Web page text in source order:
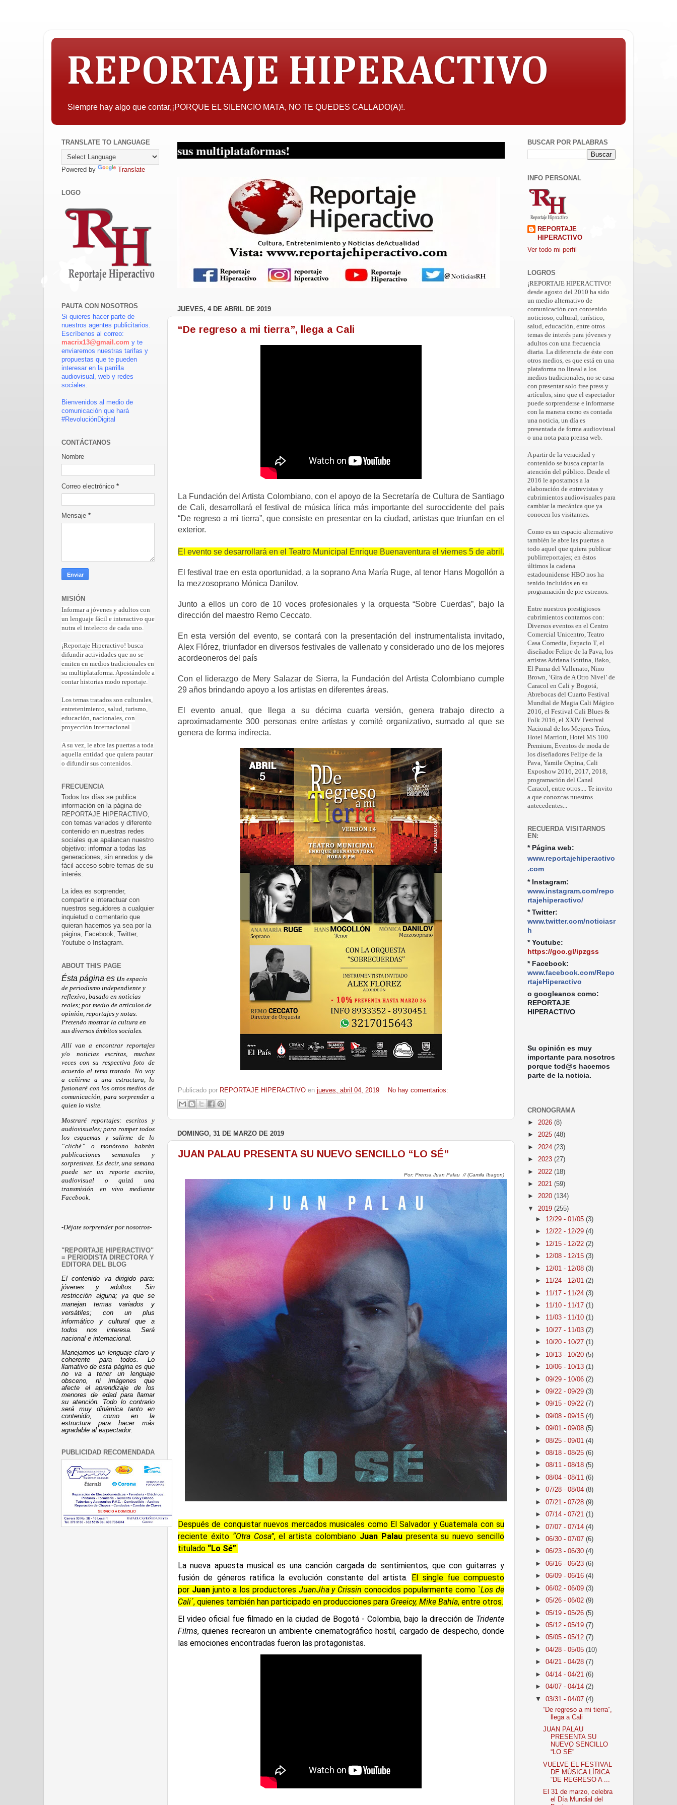
REPORTAJE HIPERACTIVO
Siempre hay algo que contar,¡PORQUE EL SILENCIO MATA, NO TE QUEDES CALLADO(A)!.
¡Periodismo en sus multiplataformas!
JUEVES, 4 DE ABRIL DE 2019
“De regreso a mi tierra”, llega a Cali
La Fundación del Artista Colombiano, con el apoyo de la Secretaría de Cultura de Santiago
de Cali, desarrollará el festival de música lírica más importante del suroccidente del país
“De regreso a mi tierra”, que consiste en presentar en la ciudad, artistas que triunfan en el
exterior.
El evento se desarrollará en el Teatro Municipal Enrique Buenaventura el viernes 5 de abril.
El festival trae en esta oportunidad, a la soprano Ana María Ruge, al tenor Hans Mogollón a
la mezzosoprano Mónica Danilov.
Junto a ellos un coro de 10 voces profesionales y la orquesta “Sobre Cuerdas”, bajo la
dirección del maestro Remo Ceccato.
En esta versión del evento, se contará con la presentación del instrumentalista invitado,
Alex Flórez, triunfador en diversos festivales de vallenato y considerado uno de los mejores
acordeoneros del país
Con el liderazgo de Mery Salazar de Sierra, la Fundación del Artista Colombiano cumple
29 años brindando apoyo a los artistas en diferentes áreas.
El evento anual, que llega a su décima cuarta versión, genera trabajo directo a
aproximadamente 300 personas entre artistas y comité organizativo, sumado al que se
genera de forma indirecta.
Publicado por REPORTAJE HIPERACTIVO en jueves, abril 04, 2019 No hay comentarios:
DOMINGO, 31 DE MARZO DE 2019
JUAN PALAU PRESENTA SU NUEVO SENCILLO “LO SÉ”
Por: Prensa Juan Palau // (Camila Ibagon)
Después de conquistar nuevos mercados musicales como El Salvador y Guatemala con su
reciente éxito “Otra Cosa”, el artista colombiano Juan Palaupresenta su nuevo sencillo
titulado “Lo Sé”.
La nueva apuesta musical es una canción cargada de sentimientos, que con guitarras y
fusión de géneros ratifica la evolución constante del artista. El single fue compuesto
por Juanjunto a los productores JuanJha y Crissinconocidos popularmente como `Los de
Cali´, quienes también han participado en producciones para Greeicy, Mike Bahía, entre otros.
El video oficial fue filmado en la ciudad de Bogotá - Colombia, bajo la dirección deTridente
Films, quienes recrearon un ambiente cinematográfico hostil, cargado de despecho, donde
las emociones encontradas fueron las protagonistas.
TRANSLATE TO LANGUAGE
Powered by Translate
LOGO
PAUTA CON NOSOTROS
Si quieres hacer parte de
nuestros agentes publicitarios.
Escríbenos al correo:
macrix13@gmail.com y te
enviaremos nuestras tarifas y
propuestas que te pueden
interesar en la parrilla
audiovisual, web y redes
sociales.
Bienvenidos al medio de
comunicación que hará
#RevoluciónDigital
CONTÁCTANOS
Nombre
Correo electrónico *
Mensaje *
MISIÓN
Informar a jóvenes y adultos con
un lenguaje fácil e interactivo que
nutra el intelecto de cada uno.
¡Reportaje Hiperactivo! busca
difundir actividades que no se
emiten en medios tradicionales en
su multiplataforma. Apostándole a
contar historias modo reportaje.
Los temas tratados son culturales,
entretenimiento, salud, turismo,
educación, nacionales, con
proyección internacional.
A su vez, le abre las puertas a toda
aquella entidad que quiera pautar
o difundir sus contenidos.
FRECUENCIA
Todos los días se publica
información en la página de
REPORTAJE HIPERACTIVO,
con temas variados y diferente
contenido en nuestras redes
sociales que apalancan nuestro
objetivo: informar a todas las
generaciones, sin enredos y de
fácil acceso sobre temas de su
interés.
La idea es sorprender,
compartir e interactuar con
nuestros seguidores a cualquier
inquietud o comentario que
quieran hacernos ya sea por la
página, Facebook, Twitter,
Youtube o Instagram.
ABOUT THIS PAGE
Ésta página es un espacio
de periodismo independiente y
reflexivo, basado en noticias
reales; por medio de artículos de
opinión, reportajes y notas.
Pretendo mostrar la cultura en
sus diversos ámbitos sociales.
Allí van a encontrar reportajes
y/o noticias escritas, muchas
veces con su respectiva foto de
acuerdo al tema tratado. No voy
a ceñirme a una estructura, lo
fusionaré con los otros medios de
comunicación, para sorprender a
quien lo visite.
Mostraré reportajes: escritos y
audiovisuales; para romper todos
los esquemas y salirme de lo
“cliché” o monótono habrán
publicaciones semanales y
sorpresivas. Es decir, una semana
puede ser un reporte escrito,
audiovisual o quizá una
transmisión en vivo mediante
Facebook.
-Déjate sorprender por nosotros-
"REPORTAJE HIPERACTIVO"
= PERIODISTA DIRECTORA Y
EDITORA DEL BLOG
El contenido va dirigido para:
jóvenes y adultos. Sin
restricción alguna; ya que se
manejan temas variados y
versátiles; con un plus
informático y cultural que a
todos nos interesa. Será
nacional e internacional.
Manejamos un lenguaje claro y
coherente para todos. Lo
llamativo de esta página es que
no va a tener un lenguaje
obsceno, ni imágenes que
afecte el aprendizaje de los
menores de edad para llamar
su atención. Todo lo contrario
será muy dinámica tanto en
contenido, como en la
estructura para hacer más
agradable al espectador.
PUBLICIDAD RECOMENDADA
BUSCAR POR PALABRAS
INFO PERSONAL
REPORTAJE
HIPERACTIVO
Ver todo mi perfil
LOGROS
¡REPORTAJE HIPERACTIVO!
desde agosto del 2010 ha sido
un medio alternativo de
comunicación con contenido
noticioso, cultural, turístico,
salud, educación, entre otros
temas de interés para jóvenes y
adultos con una frecuencia
diaria. La diferencia de éste con
otros medios, es que está en una
plataforma no lineal a los
medios tradicionales, no se casa
con presentar solo free press y
artículos, sino que el espectador
puede sorprenderse e informarse
con la manera como es contada
una noticia, un día es
presentada de forma audiovisual
o una nota para prensa web.
A partir de la veracidad y
contenido se busca captar la
atención del público. Desde el
2016 le apostamos a la
elaboración de entrevistas y
cubrimientos audiovisuales para
cambiar la mecánica que ya
conocen los visitantes.
Como es un espacio alternativo
también le abre las puertas a
todo aquel que quiera publicar
publirreportajes; en éstos
últimos la cadena
estadounidense HBO nos ha
tenido incluidos en su
programación de pre estrenos.
Entre nuestros prestigiosos
cubrimientos contamos con:
Diversos eventos en el Centro
Comercial Unicentro, Teatro
Casa Comedia, Espacio T, el
diseñador Felipe de la Pava, los
artistas Adriana Bottina, Bako,
El Puma del Vallenato, Nino
Brown, ‘Gira de A Otro Nivel’ de
Caracol en Cali y Bogotá,
Abrebocas del Cuarto Festival
Mundial de Magia Cali Mágico
2016, el Festival Cali Blues &
Folk 2016, el XXIV Festival
Nacional de los Mejores Tríos,
Hotel Marriott, Hotel MS 100
Premium, Eventos de moda de
los diseñadores Felipe de la
Pava, Yamile Ospina, Cali
Exposhow 2016, 2017, 2018,
programación del Canal
Caracol, entre otros.... Te invito
a que conozcas nuestros
antecedentes...
RECUERDA VISITARNOS
EN:
* Página web:
www.reportajehiperactivo
.com
* Instagram:
www.instagram.com/repo
rtajehiperactivo/
* Twitter:
www.twitter.com/noticiasr
h
* Youtube:
https://goo.gl/ipzgss
* Facebook:
www.facebook.com/Repo
rtajeHiperactivo
o googleanos como:
REPORTAJE
HIPERACTIVO
Su opinión es muy
importante para nosotros
porque tod@s hacemos
parte de la noticia.
CRONOGRAMA
► 2026 (8)
► 2025 (48)
► 2024 (23)
► 2023 (27)
► 2022 (18)
► 2021 (59)
► 2020 (134)
▼ 2019 (255)
► 12/29 - 01/05(3)
► 12/22 - 12/29(4)
► 12/15 - 12/22(2)
► 12/08 - 12/15(3)
► 12/01 - 12/08(3)
► 11/24 - 12/01(2)
► 11/17 - 11/24(3)
► 11/10 - 11/17(1)
► 11/03 - 11/10(1)
► 10/27 - 11/03(2)
► 10/20 - 10/27(1)
► 10/13 - 10/20(5)
► 10/06 - 10/13(1)
►09/29 - 10/06(2)
►09/22 - 09/29(3)
►09/15 - 09/22(7)
►09/08 - 09/15(4)
►09/01 - 09/08(5)
►08/25 - 09/01(4)
►08/18 - 08/25(6)
►08/11 - 08/18(5)
►08/04 - 08/11(6)
►07/28 - 08/04(8)
►07/21 - 07/28(9)
►07/14 - 07/21(1)
►07/07 - 07/14(4)
►06/30 - 07/07(6)
►06/23 - 06/30(4)
►06/16 - 06/23(6)
►06/09 - 06/16(4)
►06/02 - 06/09(3)
►05/26 - 06/02(9)
►05/19 - 05/26(5)
►05/12 - 05/19(7)
►05/05 - 05/12(7)
►04/28 - 05/05(10)
►04/21 - 04/28(7)
►04/14 - 04/21(6)
►04/07 - 04/14(2)
▼03/31 - 04/07(4)
“De regreso a mi tierra”,
llega a Cali
JUAN PALAU
PRESENTA SU
NUEVO SENCILLO
“LO SÉ”
VUELVE EL FESTIVAL
DE MÚSICA LÍRICA
“DE REGRESO A ...
El 31 de marzo, celebra
el Día Mundial del